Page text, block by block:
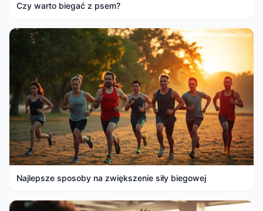
Czy warto biegać z psem?
Najlepsze sposoby na zwiększenie siły biegowej